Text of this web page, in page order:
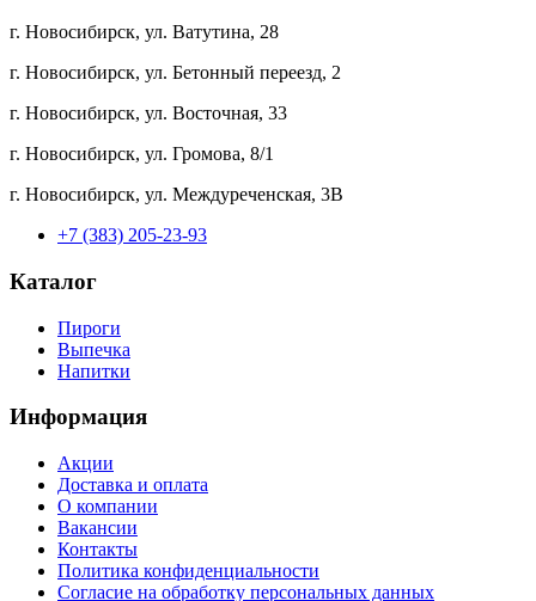
г. Новосибирск, ул. Ватутина, 28
г. Новосибирск, ул. Бетонный переезд, 2
г. Новосибирск, ул. Восточная, 33
г. Новосибирск, ул. Громова, 8/1
г. Новосибирск, ул. Междуреченская, 3В
+7 (383) 205-23-93
Каталог
Пироги
Выпечка
Напитки
Информация
Акции
Доставка и оплата
О компании
Вакансии
Контакты
Политика конфиденциальности
Согласие на обработку персональных данных